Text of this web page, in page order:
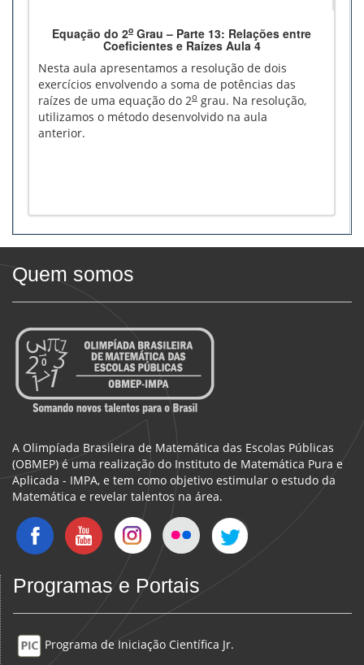
Equação do 2o Grau – Parte 13: Relações entre
Coeficientes e Raízes Aula 4
Nesta aula apresentamos a resolução de dois
exercícios envolvendo a soma de potências das
raízes de uma equação do 2o grau. Na resolução,
utilizamos o método desenvolvido na aula
anterior.
Quem somos
A Olimpíada Brasileira de Matemática das Escolas Públicas
(OBMEP) é uma realização do Instituto de Matemática Pura e
Aplicada - IMPA, e tem como objetivo estimular o estudo da
Matemática e revelar talentos na área.
Programas e Portais
Programa de Iniciação Científica Jr.